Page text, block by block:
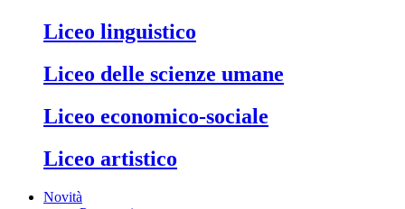
liceo linguistico
liceo delle scienze umane
liceo economico-sociale
liceo artistico
Novità